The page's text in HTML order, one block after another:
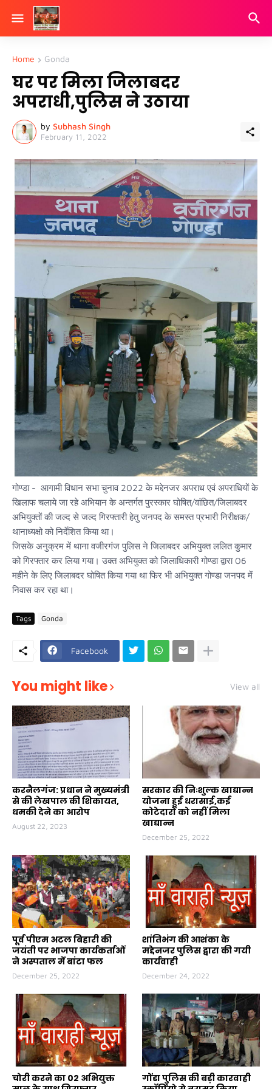
Home Gonda
घर पर मिला जिलाबदर
अपराधी,पुलिस ने उठाया
by Subhash Singh
February 11, 2022
गोण्डा - आगामी विधान सभा चुनाव 2022 के मद्देनजर अपराध एवं अपराधियों के
खिलाफ चलाये जा रहे अभियान के अन्तर्गत पुरस्कार घोषित/वांछित/जिलाबदर
अभियुक्तों की जल्द से जल्द गिरफ्तारी हेतु जनपद के समस्त प्रभारी निरीक्षक/
थानाध्यक्षो को निर्देशित किया था।
जिसके अनुक्रम में थाना वजीरगंज पुलिस ने जिलाबदर अभियुक्त ललित कुमार
को गिरफ्तार कर लिया गया। उक्त अभियुक्त को जिलाधिकारी गोण्डा द्वारा 06
महीने के लिए जिलाबदर घोषित किया गया था फिर भी अभियुक्त गोण्डा जनपद में
निवास कर रहा था।
Tags Gonda
Facebook
You might like View all
करनैलगंज: प्रधान ने मुख्यमंत्री
से की लेखपाल की शिकायत,
धमकी देने का आरोप
August 22, 2023
सरकार की निःशुल्क खाद्यान्न
योजना हुई धरासाई,कई
कोटेदारों को नहीं मिला
खाद्यान्न
December 25, 2022
पूर्व पीएम अटल बिहारी की
जयंती पर भाजपा कार्यकर्ताओं
ने अस्पताल में बांटा फल
December 25, 2022
शांतिभंग की आशंका के
मद्देनजर पुलिस द्वारा की गयी
कार्यवाही
December 24, 2022
चोरी करने का 02 अभियुक्त
गोंडा पुलिस की बड़ी कारवाही